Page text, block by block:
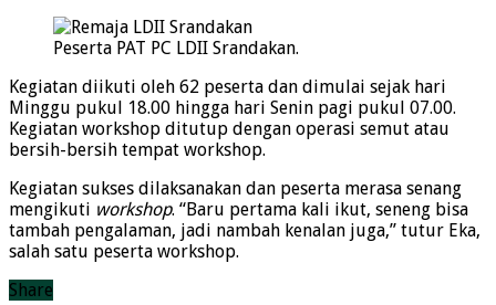
Peserta PAT PC LDII Srandakan.
Kegiatan diikuti oleh 62 peserta dan dimulai sejak hari
Minggu pukul 18.00 hingga hari Senin pagi pukul 07.00.
Kegiatan workshop ditutup dengan operasi semut atau
bersih-bersih tempat workshop.
Kegiatan sukses dilaksanakan dan peserta merasa senang
mengikuti workshop. “Baru pertama kali ikut, seneng bisa
tambah pengalaman, jadi nambah kenalan juga,” tutur Eka,
salah satu peserta workshop.
Share